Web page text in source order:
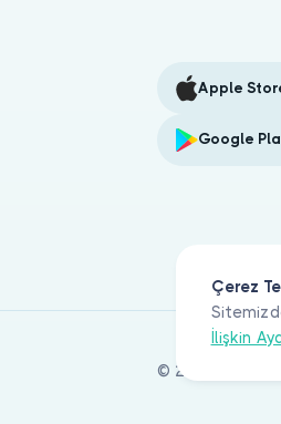
Çerez
İlişkin
Apple
Google
© 2026 Bulut